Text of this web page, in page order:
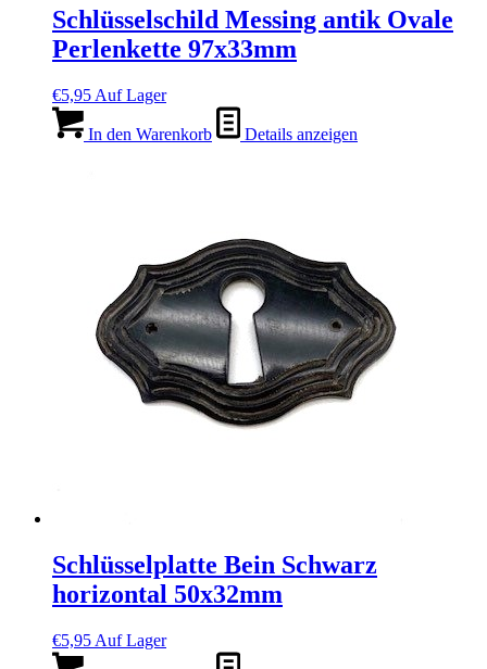
Schlüsselschild Messing antik Ovale
Perlenkette 97x33mm
€5,95 Auf Lager
In den Warenkorb Details anzeigen
Schlüsselplatte Bein Schwarz
horizontal 50x32mm
€5,95 Auf Lager